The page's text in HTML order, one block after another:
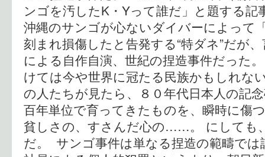
ンゴを汚したK・Yって誰だ」と題する記
沖縄のサンゴが心ないダイバーによって
刻まれ損傷したと告発する“特ダネ”だが
による自作自演、世紀の捏造事件だった
けては今や世界に冠たる民族かもしれな
の人たちが見たら、８０年代日本人の記
百年単位で育ってきたものを、瞬時に傷
貧しさの、すさんだ心の……。 にしても
だ。 サンゴ事件は単なる捏造の範疇で